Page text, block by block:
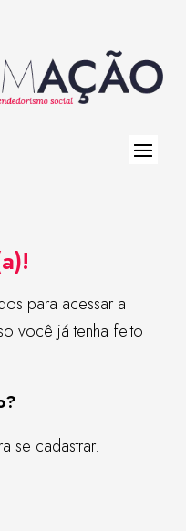
para acessar a
você já tenha feito
se cadastrar.